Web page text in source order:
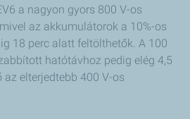
a nagyon gyors 800 V-os
az akkumulátorok a 10%-os
18 perc alatt feltölthetők. A 100
hatótávhoz pedig elég 4,5
az elterjedtebb 400 V-os